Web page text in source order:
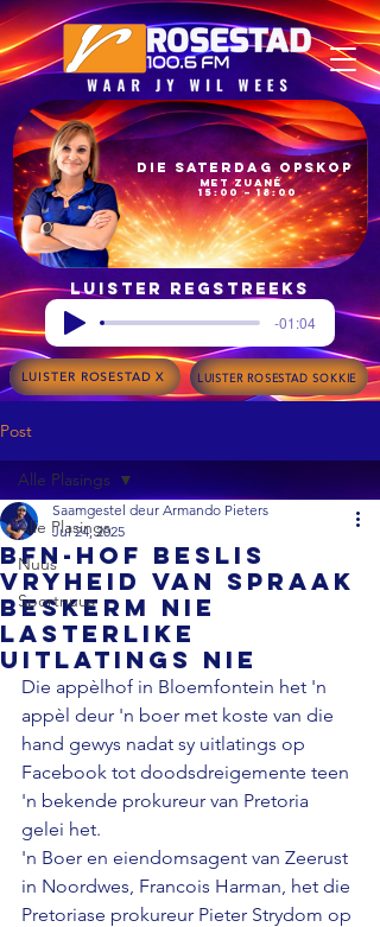
15:00 – 18:00
met Zuané
Die Saterdag Opskop
Luister regstreeks
-01:04
LUISTER ROSESTAD X LUISTER ROSESTAD SOKKIE
Post
Alle Plasings
Nuus
Sportnuus
Alle Plasings
Bfn-hof beslis
vryheid van spraak
beskerm nie
lasterlike
uitlatings nie
Saamgestel deur Armando Pieters
Jul 24, 2025
Die appèlhof in Bloemfontein het 'n
appèl deur 'n boer met koste van die
hand gewys nadat sy uitlatings op
Facebook tot doodsdreigemente teen
'n bekende prokureur van Pretoria
gelei het.
'n Boer en eiendomsagent van Zeerust
in Noordwes, Francois Harman, het die
Pretoriase prokureur Pieter Strydom op